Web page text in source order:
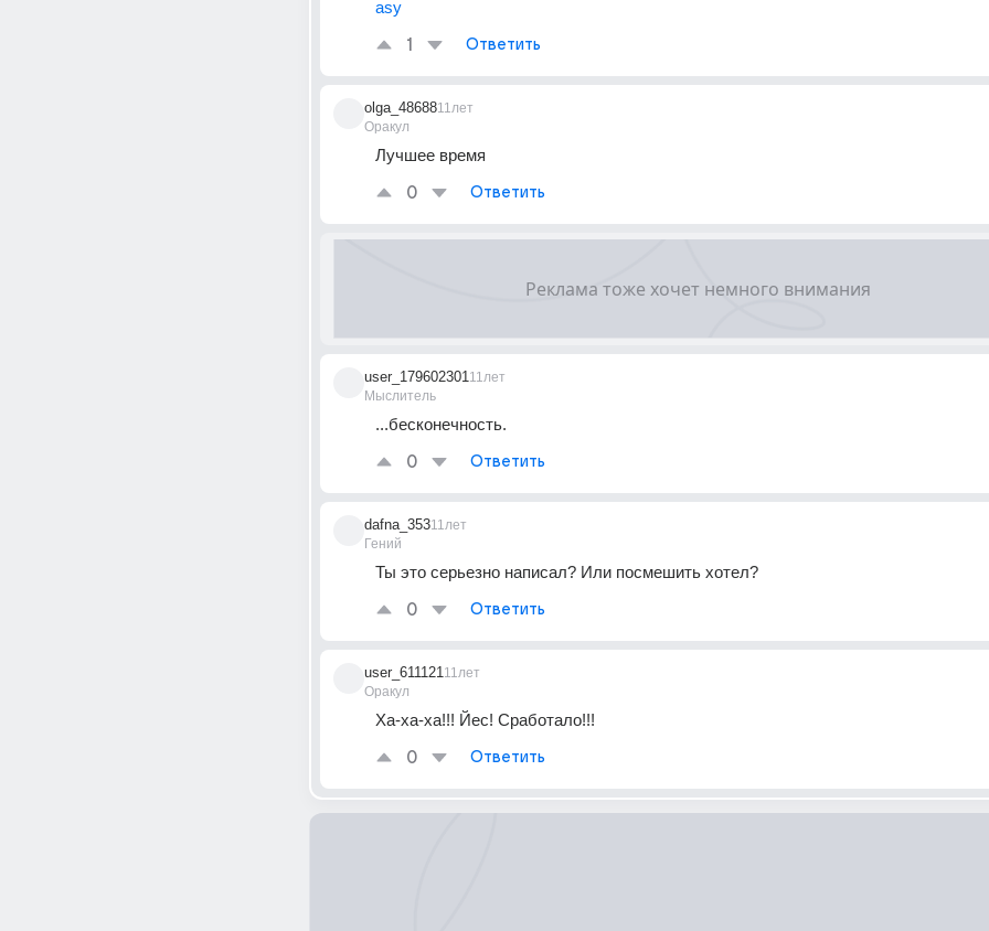
asy
1 Ответить
olga_48688
Оракул
11лет
Лучшее время
0 Ответить
user_179602301
Мыслитель
11лет
...бесконечность.
0 Ответить
dafna_353
Гений
11лет
Ты это серьезно написал? Или посмешить хотел?
0 Ответить
user_611121
Оракул
11лет
Ха-ха-ха!!! Йес! Сработало!!!
0 Ответить